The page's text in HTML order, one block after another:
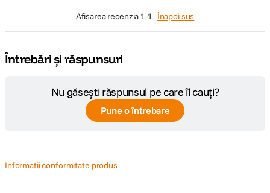
afisarea recenzia 1-1 Înapoi sus
Întrebări și răspunsuri
Nu găsești răspunsul pe care îl cauți?
Pune o întrebare
Informatii conformitate produs